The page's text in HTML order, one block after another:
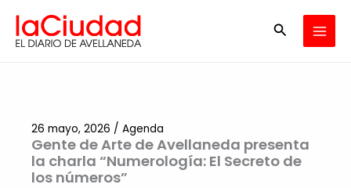
contenido
Buscar
Gente de Arte de Avellaneda presenta
la charla “Numerología: El Secreto de
los números”
26 mayo, 2026 / Agenda